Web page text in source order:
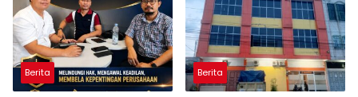
Berita Berita